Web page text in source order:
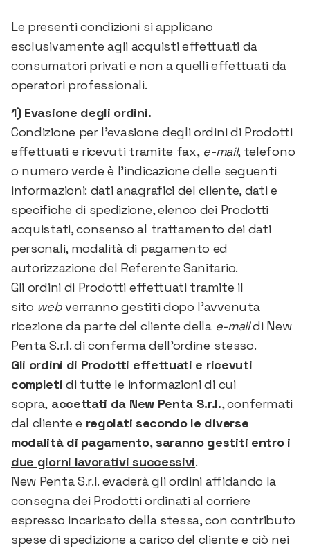
EFFETTI COLLATERALI
TUTTI GLI ARTICOLI
Le presenti condizioni si applicano
esclusivamente agli acquisti effettuati da
consumatori privati e non a quelli effettuati da
operatori professionali.
1) Evasione degli ordini.
Condizione per l’evasione degli ordini di Prodotti
effettuati e ricevuti tramite fax, e-mail, telefono
o numero verde è l’indicazione delle seguenti
informazioni: dati anagrafici del cliente, dati e
specifiche di spedizione, elenco dei Prodotti
acquistati, consenso al trattamento dei dati
personali, modalità di pagamento ed
autorizzazione del Referente Sanitario.
Gli ordini di Prodotti effettuati tramite il
sito webverranno gestiti dopo l’avvenuta
ricezione da parte del cliente della e-maildi New
Penta S.r.l. di conferma dell’ordine stesso.
Gli ordini di Prodotti effettuati e ricevuti
completi di tutte le informazioni di cui
sopra, accettati da New Penta S.r.l., confermati
dal cliente e regolati secondo le diverse
modalità di pagamento,saranno gestiti entro i
due giorni lavorativi successivi.
New Penta S.r.l. evaderà gli ordini affidando la
consegna dei Prodotti ordinati al corriere
espresso incaricato della stessa, con contributo
spese di spedizione a carico del cliente e ciò nei